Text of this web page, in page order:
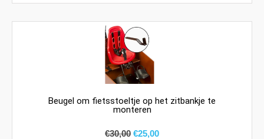
Beugel om fietsstoeltje op het zitbankje te
monteren
€30,00 €25,00